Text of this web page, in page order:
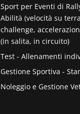
Sport per Eventi di
Abilità (velocità su
challenge,
(in salita, in circuito)
Test - Allenamenti
Gestione Sportiva -
Noleggio e Gestione